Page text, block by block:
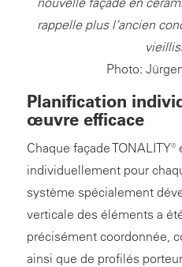
rappelle plus l’ancien
Photo:
Planification
œuvre efficace
Chaque façade
individuellement pour
système spécialement
verticale des éléments a
précisément coordonnée,
ainsi que de profilés